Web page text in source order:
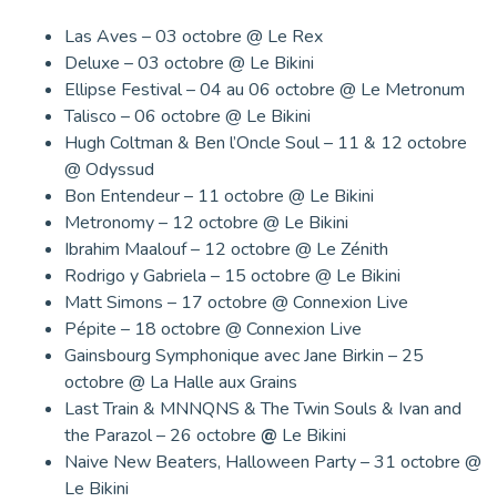
Las Aves – 03 octobre @ Le Rex
Deluxe – 03 octobre @ Le Bikini
Ellipse Festival – 04 au 06 octobre @ Le Metronum
Talisco – 06 octobre @ Le Bikini
Hugh Coltman & Ben l’Oncle Soul – 11 & 12 octobre
@ Odyssud
Bon Entendeur – 11 octobre @ Le Bikini
Metronomy – 12 octobre @ Le Bikini
Ibrahim Maalouf – 12 octobre @ Le Zénith
Rodrigo y Gabriela – 15 octobre @ Le Bikini
Matt Simons – 17 octobre @ Connexion Live
Pépite – 18 octobre @ Connexion Live
Gainsbourg Symphonique avec Jane Birkin – 25
octobre @ La Halle aux Grains
Last Train & MNNQNS & The Twin Souls & Ivan and
the Parazol – 26 octobre @ Le Bikini
Naive New Beaters, Halloween Party – 31 octobre @
Le Bikini